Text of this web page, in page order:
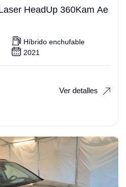
HeadUp 360Kam Ae
Híbrido enchufable
2021
Ver detalles